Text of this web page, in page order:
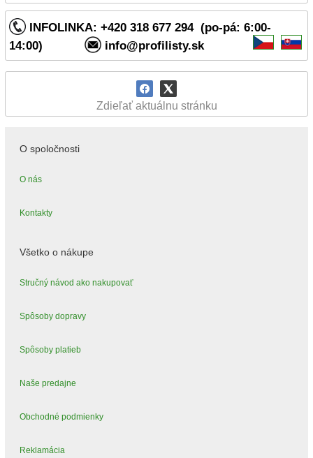
INFOLINKA: +420 318 677 294 (po-pá: 6:00-
14:00)
info@profilisty.sk
Zdieľať aktuálnu stránku
O spoločnosti
O nás
Kontakty
Všetko o nákupe
Stručný návod ako nakupovať
Spôsoby dopravy
Spôsoby platieb
Naše predajne
Obchodné podmienky
Reklamácia